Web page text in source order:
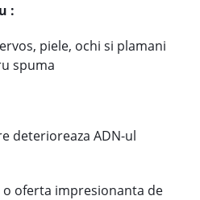
:
piele, ochi si plamani
spuma
deterioreaza ADN-ul
oferta impresionanta de